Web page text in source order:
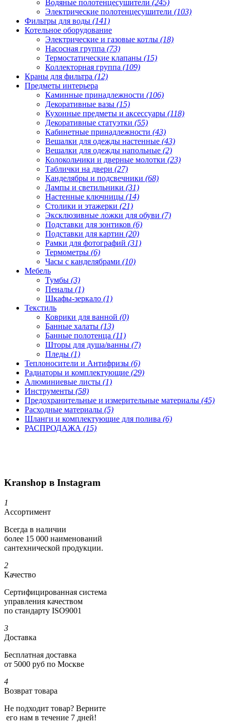
Водяные полотенцесушители (245)
Электрические полотенцесушители (103)
Фильтры для воды (141)
Котельное оборудование
Электрические и газовые котлы (18)
Насосная группа (73)
Термостатические клапаны (15)
Коллекторная группа (109)
Краны для фильтра (12)
Предметы интерьера
Каминные принадлежности (106)
Декоративные вазы (15)
Кухонные предметы и аксессуары (118)
Декоративные статуэтки (55)
Кабинетные принадлежности (43)
Вешалки для одежды настенные (43)
Вешалки для одежды напольные (2)
Колокольчики и дверные молотки (23)
Таблички на двери (27)
Канделябры и подсвечники (68)
Лампы и светильники (31)
Настенные ключницы (14)
Столики и этажерки (21)
Эксклюзивные ложки для обуви (7)
Подставки для зонтиков (6)
Подставки для картин (20)
Рамки для фотографий (31)
Термометры (6)
Часы с канделябрами (10)
Мебель
Тумбы (3)
Пеналы (1)
Шкафы-зеркало (1)
Текстиль
Коврики для ванной (0)
Банные халаты (13)
Банные полотенца (11)
Шторы для душа/ванны (7)
Пледы (1)
Теплоносители и Антифризы (6)
Радиаторы и комплектующие (29)
Алюминиевые листы (1)
Инструменты (58)
Предохранительные и измерительные материалы (45)
Расходные материалы (5)
Шланги и комплектующие для полива (6)
РАСПРОДАЖА (15)
Kranshop в Instagram
1
Ассортимент
Всегда в наличии
более 15 000 наименований
сантехнической продукции.
2
Качество
Сертифициро­ванная система
управления качеством
по стандарту ISO9001
3
Доставка
Бесплатная доставка
от 5000 руб по Москве
4
Возврат товара
Не подходит товар? Верните
его нам в течение 7 дней!